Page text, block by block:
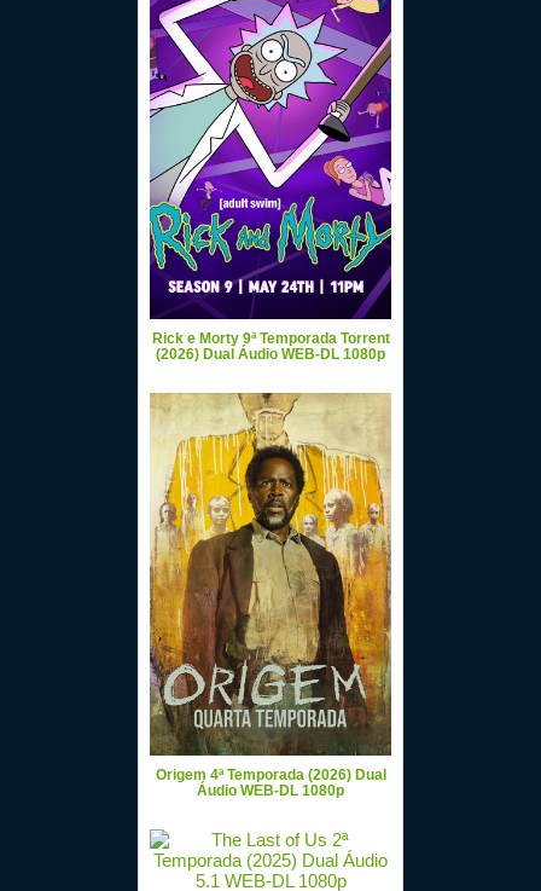
Rick e Morty 9ª Temporada Torrent
(2026) Dual Áudio WEB-DL 1080p
Origem 4ª Temporada (2026) Dual
Áudio WEB-DL 1080p